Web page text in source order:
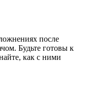
после
Будьте готовы к
как с ними